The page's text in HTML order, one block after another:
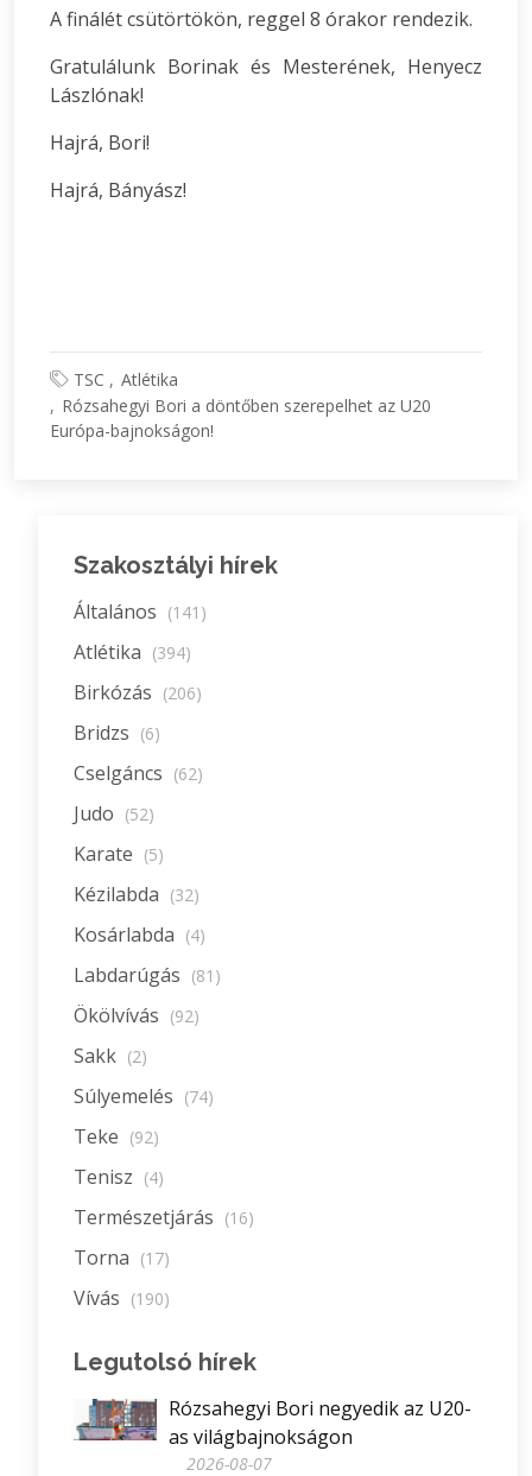
A finálét csütörtökön, reggel 8 órakor rendezik.
Gratulálunk Borinak és Mesterének, Henyecz
Lászlónak!
Hajrá, Bori!
Hajrá, Bányász!
TSC
Atlétika
Rózsahegyi Bori a döntőben szerepelhet az U20
Európa-bajnokságon!
Szakosztályi hírek
Általános (141)
Atlétika (394)
Birkózás (206)
Bridzs (6)
Cselgáncs (62)
Judo (52)
Karate (5)
Kézilabda (32)
Kosárlabda (4)
Labdarúgás (81)
Ökölvívás (92)
Sakk (2)
Súlyemelés (74)
Teke (92)
Tenisz (4)
Természetjárás (16)
Torna (17)
Vívás (190)
Legutolsó hírek
Rózsahegyi Bori negyedik az U20-
as világbajnokságon
2026-08-07